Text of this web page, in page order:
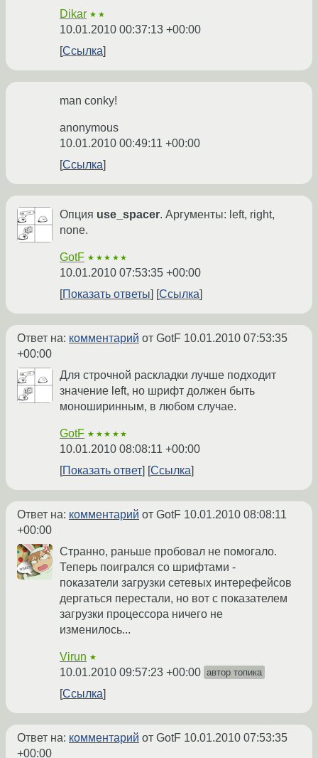
Dikar ★★
10.01.2010 00:37:13 +00:00
Ссылка
man conky!
anonymous
10.01.2010 00:49:11 +00:00
Ссылка
Опция use_spacer. Аргументы: left, right,
none.
GotF ★★★★★
10.01.2010 07:53:35 +00:00
Показать ответы
Ссылка
Ответ на: комментарий от GotF 10.01.2010 07:53:35
+00:00
Для строчной раскладки лучше подходит
значение left, но шрифт должен быть
моноширинным, в любом случае.
GotF ★★★★★
10.01.2010 08:08:11 +00:00
Показать ответ
Ссылка
Ответ на: комментарий от GotF 10.01.2010 08:08:11
+00:00
Странно, раньше пробовал не помогало.
Теперь поигрался со шрифтами -
показатели загрузки сетевых интерефейсов
дергаться перестали, но вот с показателем
загрузки процессора ничего не
изменилось...
Virun ★
10.01.2010 09:57:23 +00:00 автор топика
Ссылка
Ответ на: комментарий от GotF 10.01.2010 07:53:35
+00:00